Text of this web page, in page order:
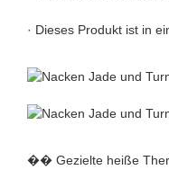
· Dieses Produkt ist in
�� Gezielte heiße